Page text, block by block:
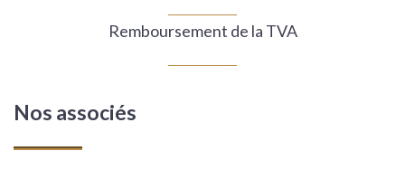
Remboursement de la TVA
Nos associés